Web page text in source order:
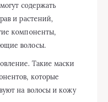
содержать
и растений,
компоненты,
волосы.
Такие маски
которые
на волосы и кожу